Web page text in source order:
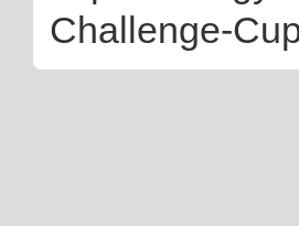
Challenge-